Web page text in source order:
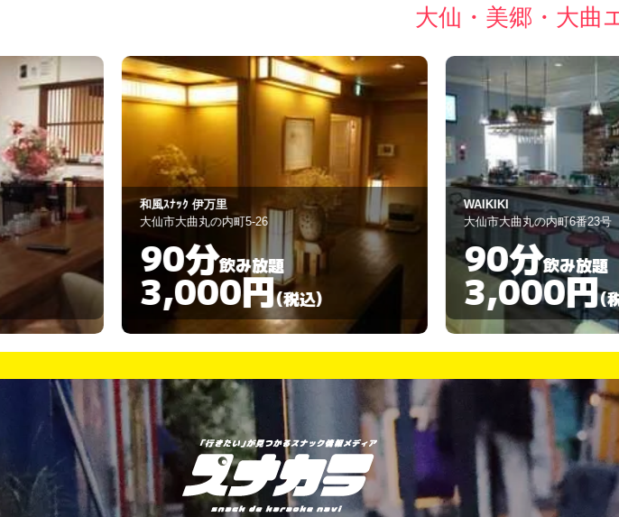
大仙・美郷・大曲
WAIKIKI
大仙市大曲丸の内町6番23号
90分飲み放題
3,000円(税込)
Funny
大仙市大曲丸の内町3-7
90分飲み放題
3,000円(